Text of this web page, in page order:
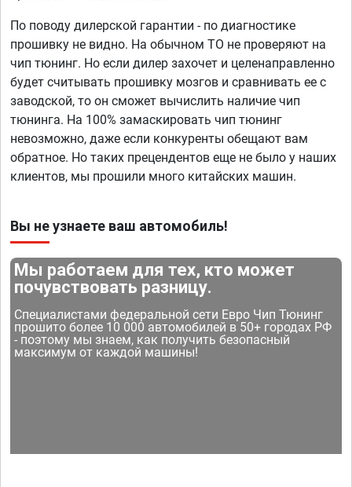
По поводу дилерской гарантии - по диагностике
прошивку не видно. На обычном ТО не проверяют на
чип тюнинг. Но если дилер захочет и целенаправленно
будет считывать прошивку мозгов и сравнивать ее с
заводской, то он сможет вычислить наличие чип
тюнинга. На 100% замаскировать чип тюнинг
невозможно, даже если конкуренты обещают вам
обратное. Но таких прецендентов еще не было у наших
клиентов, мы прошили много китайских машин.
Вы не узнаете ваш автомобиль!
Мы работаем для тех, кто может
почувствовать разницу.
Специалистами федеральной сети Евро Чип Тюнинг
прошито более 10 000 автомобилей в 50+ городах РФ
- поэтому мы знаем, как получить безопасный
максимум от каждой машины!